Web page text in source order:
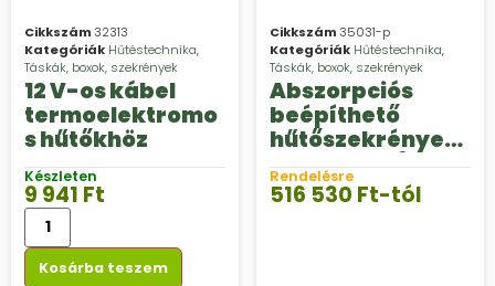
Cikkszám 32313
Kategóriák Hűtéstechnika,
Táskák, boxok, szekrények
12 V-os kábel
termoelektromo
s hűtőkhöz
Készleten
9 941 Ft
Kosárba teszem
Cikkszám 35031-p
Kategóriák Hűtéstechnika,
Táskák, boxok, szekrények
Abszorpciós
beépíthető
hűtőszekrények,
Dometic 12 / 230 V
/ gáz 30 mbar
Rendelésre
516 530 Ft-tól